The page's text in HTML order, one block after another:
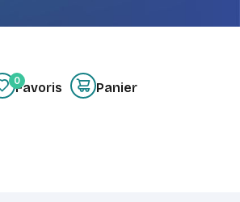
0
Favoris Panier